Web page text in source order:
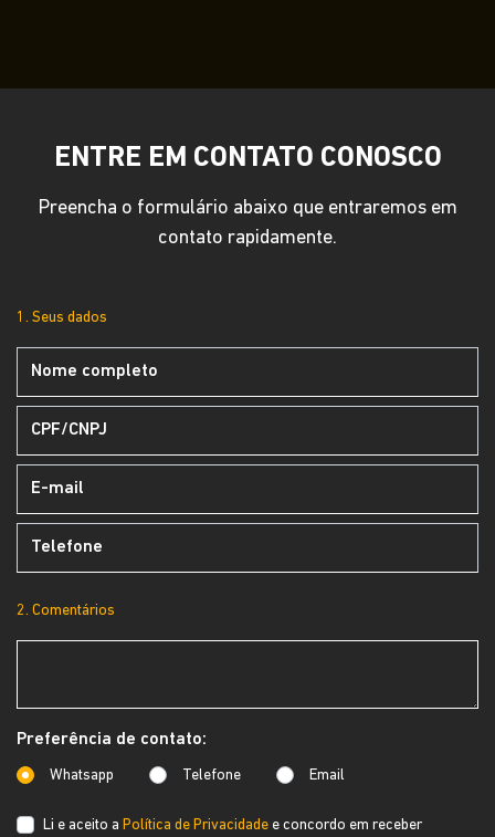
ENTRE EM CONTATO CONOSCO
Preencha o formulário abaixo que entraremos em
contato rapidamente.
1. Seus dados
2. Comentários
Preferência de contato:
Whatsapp Telefone Email
Li e aceito a Política de Privacidade e concordo em receber